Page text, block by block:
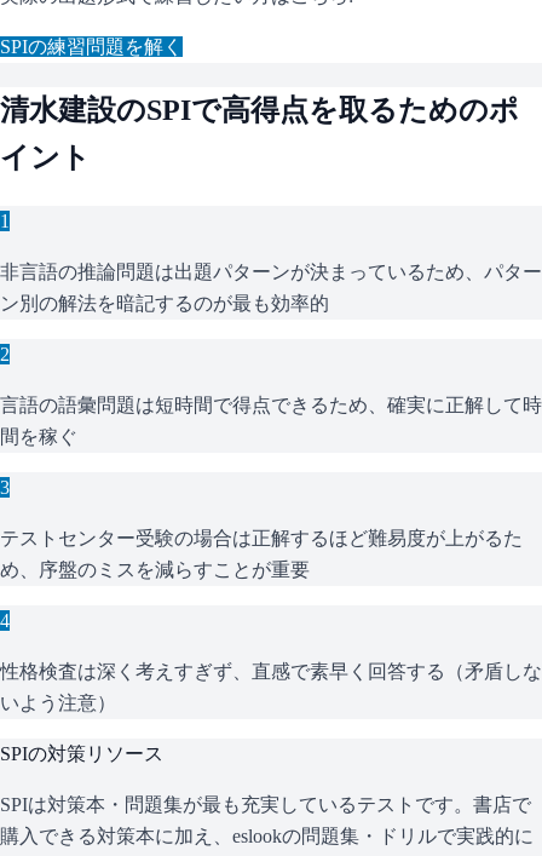
SPIの練習問題を解く
清水建設のSPIで高得点を取るためのポ
イント
1
非言語の推論問題は出題パターンが決まっているため、パター
ン別の解法を暗記するのが最も効率的
2
言語の語彙問題は短時間で得点できるため、確実に正解して時
間を稼ぐ
3
テストセンター受験の場合は正解するほど難易度が上がるた
め、序盤のミスを減らすことが重要
4
性格検査は深く考えすぎず、直感で素早く回答する（矛盾しな
いよう注意）
SPIの対策リソース
SPIは対策本・問題集が最も充実しているテストです。書店で
購入できる対策本に加え、eslookの問題集・ドリルで実践的に